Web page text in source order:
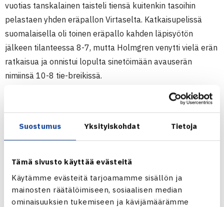
Suostumus Yksityiskohdat Tietoja
Tämä sivusto käyttää evästeitä
Käytämme evästeitä tarjoamamme sisällön ja
mainosten räätälöimiseen, sosiaalisen median
ominaisuuksien tukemiseen ja kävijämäärämme
vuotias tanskalainen taisteli tiensä kuitenkin tasoihin
pelastaen yhden eräpallon Virtaselta. Katkaisupelissä
suomalaisella oli toinen eräpallo kahden läpisyötön
jälkeen tilanteessa 8-7, mutta Holmgren venytti vielä erän
ratkaisua ja onnistui lopulta sinetöimään avauserän
nimiinsä 10-8 tie-breikissä.
Toisessa erässä Holmgren otti ottelun hallintaansa ja
ratkaisi kamppailun suoraan kahdessa erässä. 84
minuuttia kestänyt ottelu päättyi Virtasen verkkoon
suuntautuneeseen rystylyöntiin.
Pääsarjapaikka Ranskan avointen massakentillä olisi
vaatinut kolme otteluvoittoa. Virtanen jäi viime vuoden